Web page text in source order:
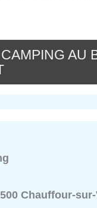
AU
Chauffour-sur-